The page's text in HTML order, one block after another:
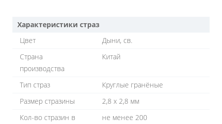
Характеристики страз
Цвет
Дыни, св.
Страна
производства
Китай
Тип страз
Круглые гранёные
Размер стразины
2,8 х 2,8 мм
Кол-во стразин в
не менее 200